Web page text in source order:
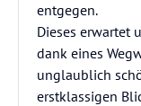
entgegen.
Dieses erwartet
dank eines
unglaublich
erstklassigen